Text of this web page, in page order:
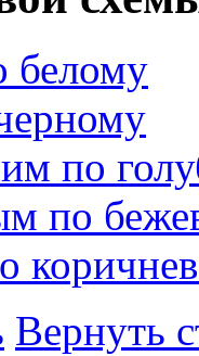
белому
по
по
Вернуть